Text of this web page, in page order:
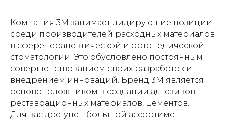
Компания 3М занимает лидирующие позиции
среди производителей расходных материалов
в сфере терапевтической и ортопедической
стоматологии. Это обусловлено постоянным
совершенствованием своих разработок и
внедрением инноваций. Бренд 3М является
основоположником в создании адгезивов,
реставрационных материалов, цементов.
Для вас доступен большой ассортимент